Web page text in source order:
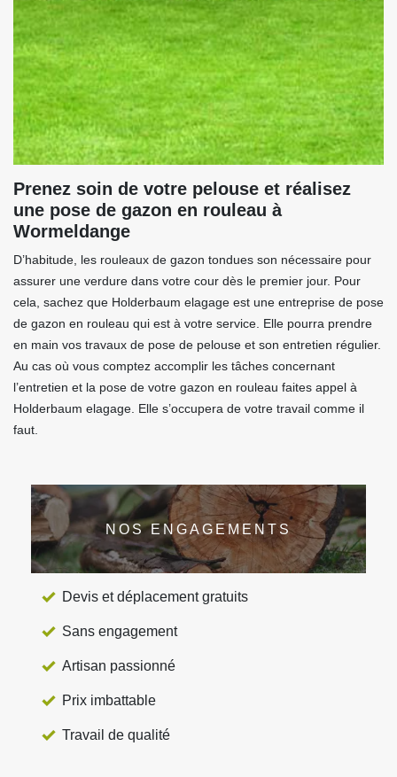
Prenez soin de votre pelouse et réalisez
une pose de gazon en rouleau à
Wormeldange
D’habitude, les rouleaux de gazon tondues son nécessaire pour
assurer une verdure dans votre cour dès le premier jour. Pour
cela, sachez que Holderbaum elagage est une entreprise de pose
de gazon en rouleau qui est à votre service. Elle pourra prendre
en main vos travaux de pose de pelouse et son entretien régulier.
Au cas où vous comptez accomplir les tâches concernant
l’entretien et la pose de votre gazon en rouleau faites appel à
Holderbaum elagage. Elle s’occupera de votre travail comme il
faut.
NOS ENGAGEMENTS
Devis et déplacement gratuits
Sans engagement
Artisan passionné
Prix imbattable
Travail de qualité